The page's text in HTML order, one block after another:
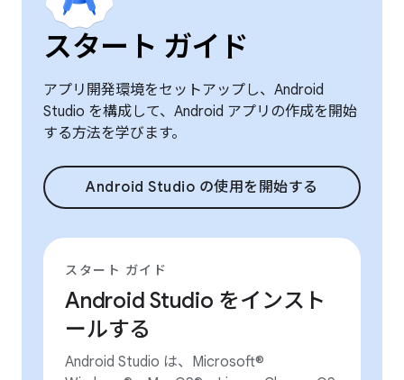
スタート ガイド
アプリ開発環境をセットアップし、Android
Studio を構成して、Android アプリの作成を開始
する方法を学びます。
Android Studio の使用を開始する
スタート ガイド
Android Studio をインスト
ールする
Android Studio は、Microsoft®